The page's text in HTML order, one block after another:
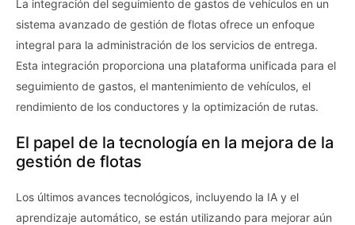
La integración del seguimiento de gastos de vehículos en un
sistema avanzado de gestión de flotas ofrece un enfoque
integral para la administración de los servicios de entrega.
Esta integración proporciona una plataforma unificada para el
seguimiento de gastos, el mantenimiento de vehículos, el
rendimiento de los conductores y la optimización de rutas.
El papel de la tecnología en la mejora de la
gestión de flotas
Los últimos avances tecnológicos, incluyendo la IA y el
aprendizaje automático, se están utilizando para mejorar aún